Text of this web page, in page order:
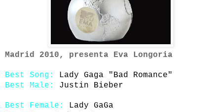
Madrid 2010, presenta Eva Longoria
Best Song:
Lady Gaga "Bad Romance"
Best Male:
Justin Bieber
Best Female: Lady GaGa